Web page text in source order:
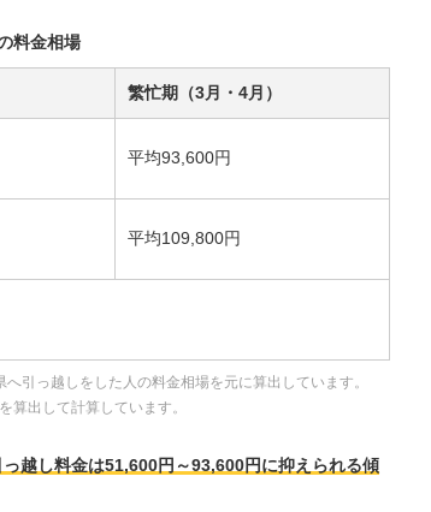
料金相場
繁忙期（3月・4月）
平均93,600円
平均109,800円
引っ越しをした人の料金相場を元に算出しています。
出して計算しています。
越し料金は51,600円～93,600円に抑えられる傾